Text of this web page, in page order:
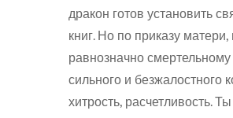
дракон готов установить
книг. Но по приказу
равнозначно
сильного и безжалостного
хитрость, расчетливость.